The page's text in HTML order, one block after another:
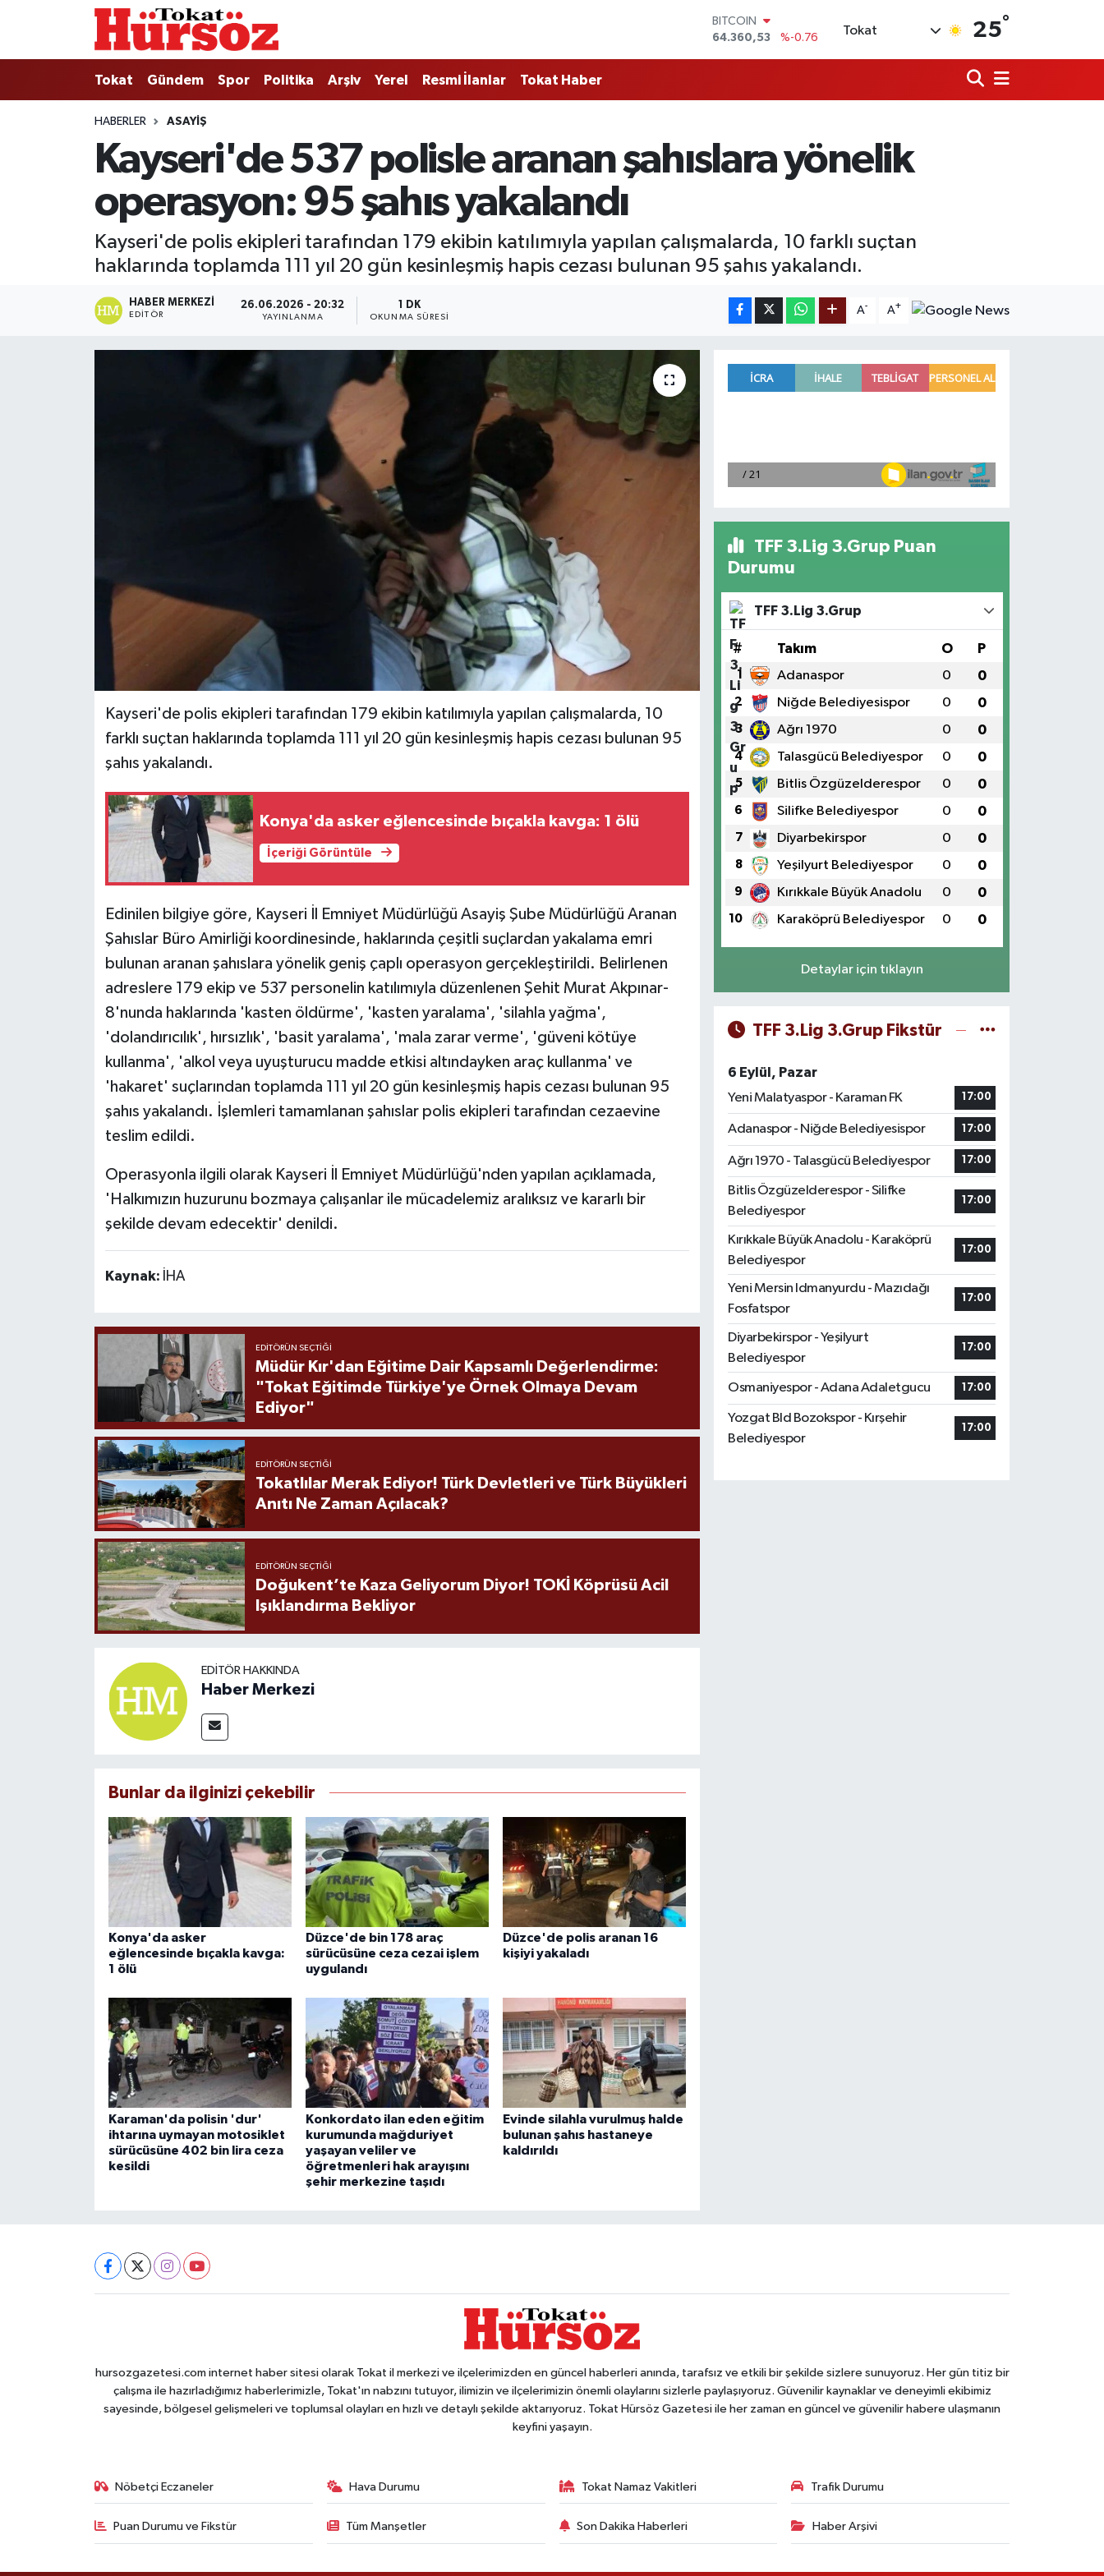
64.360,53
DOLAR
47,7143
%0.16
GRAM ALTIN
6574.81
%1.44
BİST100
Tokat 25°
Tokat Gündem Spor Politika Arşiv Yerel Resmi İlanlar Tokat Haber
HABERLER ASAYIŞ
Kayseri'de 537 polisle aranan şahıslara yönelik
operasyon: 95 şahıs yakalandı
Kayseri'de polis ekipleri tarafından 179 ekibin katılımıyla yapılan çalışmalarda, 10 farklı suçtan
haklarında toplamda 111 yıl 20 gün kesinleşmiş hapis cezası bulunan 95 şahıs yakalandı.
HABER MERKEZI
EDITÖR
26.06.2026 - 20:32
YAYINLANMA
1 DK
OKUNMA SÜRESI
A- A+
Kayseri'de polis ekipleri tarafından 179 ekibin katılımıyla yapılan çalışmalarda, 10
farklı suçtan haklarında toplamda 111 yıl 20 gün kesinleşmiş hapis cezası bulunan 95
şahıs yakalandı.
Konya'da asker eğlencesinde bıçakla kavga: 1 ölü
İçeriği Görüntüle
Edinilen bilgiye göre, Kayseri İl Emniyet Müdürlüğü Asayiş Şube Müdürlüğü Aranan
Şahıslar Büro Amirliği koordinesinde, haklarında çeşitli suçlardan yakalama emri
bulunan aranan şahıslara yönelik geniş çaplı operasyon gerçekleştirildi. Belirlenen
adreslere 179 ekip ve 537 personelin katılımıyla düzenlenen Şehit Murat Akpınar-
8'nunda haklarında 'kasten öldürme', 'kasten yaralama', 'silahla yağma',
'dolandırıcılık', hırsızlık', 'basit yaralama', 'mala zarar verme', 'güveni kötüye
kullanma', 'alkol veya uyuşturucu madde etkisi altındayken araç kullanma' ve
'hakaret' suçlarından toplamda 111 yıl 20 gün kesinleşmiş hapis cezası bulunan 95
şahıs yakalandı. İşlemleri tamamlanan şahıslar polis ekipleri tarafından cezaevine
teslim edildi.
Operasyonla ilgili olarak Kayseri İl Emniyet Müdürlüğü'nden yapılan açıklamada,
'Halkımızın huzurunu bozmaya çalışanlar ile mücadelemiz aralıksız ve kararlı bir
şekilde devam edecektir' denildi.
Kaynak: İHA
EDITÖRÜN SEÇTIĞI
Müdür Kır'dan Eğitime Dair Kapsamlı Değerlendirme:
"Tokat Eğitimde Türkiye'ye Örnek Olmaya Devam
Ediyor"
EDITÖRÜN SEÇTIĞI
Tokatlılar Merak Ediyor! Türk Devletleri ve Türk Büyükleri
Anıtı Ne Zaman Açılacak?
EDITÖRÜN SEÇTIĞI
Doğukent’te Kaza Geliyorum Diyor! TOKİ Köprüsü Acil
Işıklandırma Bekliyor
EDITÖR HAKKINDA
Haber Merkezi
Bunlar da ilginizi çekebilir
Konya'da asker
eğlencesinde bıçakla kavga:
1 ölü
Düzce'de bin 178 araç
sürücüsüne ceza cezai işlem
uygulandı
Düzce'de polis aranan 16
kişiyi yakaladı
Karaman'da polisin 'dur'
ihtarına uymayan motosiklet
sürücüsüne 402 bin lira ceza
kesildi
Konkordato ilan eden eğitim
kurumunda mağduriyet
yaşayan veliler ve
öğretmenleri hak arayışını
şehir merkezine taşıdı
Evinde silahla vurulmuş halde
bulunan şahıs hastaneye
kaldırıldı
TFF 3.Lig 3.Grup Puan
Durumu
TFF 3.Lig 3.Grup
# Takım O P
1 Adanaspor 0 0
2 Niğde Belediyesispor 0 0
3 Ağrı 1970 0 0
4 Talasgücü Belediyespor 0 0
5 Bitlis Özgüzelderespor 0 0
6 Silifke Belediyespor 0 0
7 Diyarbekirspor 0 0
8 Yeşilyurt Belediyespor 0 0
9 Kırıkkale Büyük Anadolu 0 0
10 Karaköprü Belediyespor 0 0
Detaylar için tıklayın
TFF 3.Lig 3.Grup Fikstür
6 Eylül, Pazar
Yeni Malatyaspor - Karaman FK
17:00
Adanaspor - Niğde Belediyesispor 17:00
Ağrı 1970 - Talasgücü Belediyespor 17:00
Bitlis Özgüzelderespor - Silifke
Belediyespor
17:00
Kırıkkale Büyük Anadolu - Karaköprü
Belediyespor
17:00
Yeni Mersin Idmanyurdu - Mazıdağı
Fosfatspor
17:00
Diyarbekirspor - Yeşilyurt
Belediyespor
17:00
Osmaniyespor - Adana Adaletgucu 17:00
Yozgat Bld Bozokspor - Kırşehir
Belediyespor
17:00
hursozgazetesi.com internet haber sitesi olarak Tokat il merkezi ve ilçelerimizden en güncel haberleri anında, tarafsız ve etkili bir şekilde sizlere sunuyoruz. Her gün titiz bir
çalışma ile hazırladığımız haberlerimizle, Tokat'ın nabzını tutuyor, ilimizin ve ilçelerimizin önemli olaylarını sizlerle paylaşıyoruz. Güvenilir kaynaklar ve deneyimli ekibimiz
sayesinde, bölgesel gelişmeleri ve toplumsal olayları en hızlı ve detaylı şekilde aktarıyoruz. Tokat Hürsöz Gazetesi ile her zaman en güncel ve güvenilir habere ulaşmanın
keyfini yaşayın.
Nöbetçi Eczaneler Hava Durumu Tokat Namaz Vakitleri Trafik Durumu
Puan Durumu ve Fikstür Tüm Manşetler Son Dakika Haberleri Haber Arşivi
Tokat
Türkiye Gündemi
Gündem
Politika
Tokat Spor
Nöbetçi Eczaneler
Hava Durumu
Tokat Namaz Vakitleri
Tüm Manşetler
Son Dakika Haberleri